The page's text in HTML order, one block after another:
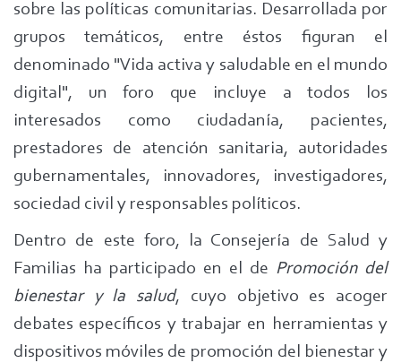
sobre las políticas comunitarias. Desarrollada por
grupos temáticos, entre éstos figuran el
denominado "Vida activa y saludable en el mundo
digital", un foro que incluye a todos los
interesados como ciudadanía, pacientes,
prestadores de atención sanitaria, autoridades
gubernamentales, innovadores, investigadores,
sociedad civil y responsables políticos.
Dentro de este foro, la Consejería de Salud y
Familias ha participado en el de Promoción del
bienestar y la salud, cuyo objetivo es acoger
debates específicos y trabajar en herramientas y
dispositivos móviles de promoción del bienestar y